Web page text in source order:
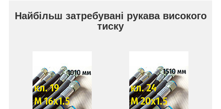
Найбільш затребувані рукава високого
тиску